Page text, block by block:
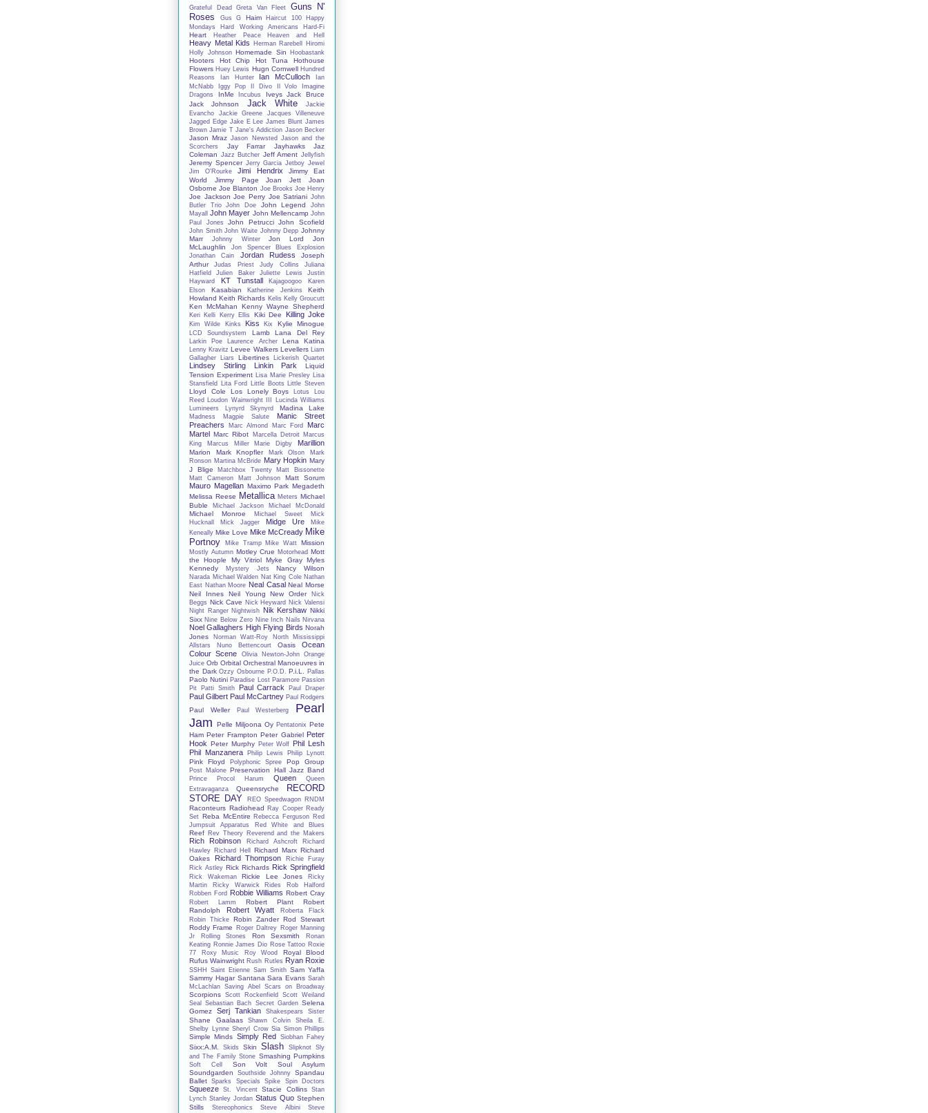
Grateful Dead
Greta Van Fleet
Guns N'
Roses
Gus G Haim Haircut 100
Happy
Mondays
Hard Working Americans Hard-Fi
Heart Heather Peace Heaven and Hell
Heavy Metal Kids Herman Rarebell
Hiromi
Holly Johnson Homemade Sin Hoobastank
Hooters Hot Chip Hot Tuna
Hothouse
Flowers Huey Lewis Hugn Cornwell Hundred
Reasons
Ian Hunter Ian McCulloch
Ian
McNabb
Iggy Pop Il Divo Il Volo
Imagine
Dragons
InMe Incubus Iveys
Jack Bruce
Jack Johnson
Jack White
Jackie
Evancho
Jackie Greene
Jacques Villeneuve
Jagged Edge Jake E Lee James Blunt James
Brown Jamie T Jane's Addiction Jason Becker
Jason Mraz Jason Newsted Jason and the
Scorchers
Jay Farrar Jayhawks
Jaz
Coleman Jazz Butcher Jeff Ament Jellyfish
Jeremy Spencer Jerry Garcia Jetboy Jewel
Jim O'Rourke
Jimi Hendrix
Jimmy Eat
World
Jimmy Page Joan Jett
Joan
Osborne Joe Blanton Joe Brooks Joe Henry
Joe Jackson Joe Perry Joe Satriani John
Butler Trio
John Doe John Legend
John
Mayall
John Mayer John Mellencamp John
Paul Jones
John Petrucci John Scofield
John Smith John Waite Johnny Depp Johnny
Marr
Johnny Winter Jon Lord
Jon
McLaughlin
Jon Spencer Blues Explosion
Jonathan Cain
Jordan Rudess
Joseph
Arthur
Judas Priest Judy Collins
Juliana
Hatfield
Julien Baker Juliette Lewis
Justin
Hayward
KT Tunstall Kajagoogoo
Karen
Elson
Kasabian Katherine Jenkins
Keith
Howland Keith Richards Kelis Kelly Groucutt
Ken McMahan Kenny Wayne Shepherd
Keri Kelli Kerry Ellis Kiki Dee Killing Joke
Kim Wilde Kinks Kiss Kix Kylie Minogue
LCD Soundsystem Lamb Lana Del Rey
Larkin Poe Laurence Archer Lena Katina
Lenny Kravitz Levee Walkers Levellers
Liam
Gallagher
Liars Libertines Lickerish Quartet
Lindsey Stirling Linkin Park
Liquid
Tension Experiment
Lisa Marie Presley
Lisa
Stansfield
Lita Ford Little Boots Little Steven
Lloyd Cole Los Lonely Boys Lotus
Lou
Reed
Loudon Wainwright III
Lucinda Williams
Lumineers
Lynyrd Skynyrd Madina Lake
Madness Magpie Salute
Manic Street
Preachers
Marc Almond Marc Ford
Marc
Martel Marc Ribot Marcella Detroit
Marcus
King
Marcus Miller Marie Digby Marillion
Marion Mark Knopfler Mark Olson
Mark
Ronson Martina McBride Mary Hopkin Mary
J Blige
Matchbox Twenty
Matt Bissonette
Matt Cameron
Matt Johnson Matt Sorum
Mauro Magellan Maximo Park Megadeth
Melissa Reese
Metallica Meters Michael
Buble
Michael Jackson Michael McDonald
Michael Monroe Michael Sweet
Mick
Hucknall
Mick Jagger Midge Ure
Mike
Keneally Mike Love Mike McCready Mike
Portnoy
Mike Tramp Mike Watt Mission
Mostly Autumn Motley Crue Motorhead Mott
the Hoople
My Vitriol Myke Gray Myles
Kennedy
Mystery Jets Nancy Wilson
Narada Michael Walden Nat King Cole Nathan
East Nathan Moore Neal Casal Neal Morse
Neil Innes
Neil Young New Order
Nick
Beggs Nick Cave Nick Heyward Nick Valensi
Night Ranger Nightwish Nik Kershaw Nikki
Sixx Nine Below Zero Nine Inch Nails Nirvana
Noel Gallaghers High Flying Birds Norah
Jones
Norman Watt-Roy
North Mississippi
Allstars
Nuno Bettencourt Oasis
Ocean
Colour Scene
Olivia Newton-John
Orange
Juice Orb Orbital Orchestral Manoeuvres in
the Dark Ozzy Osbourne P.O.D. P.i.L. Pallas
Paolo Nutini Paradise Lost Paramore Passion
Pit
Patti Smith Paul Carrack Paul Draper
Paul Gilbert Paul McCartney Paul Rodgers
Paul Weller Paul Westerberg
Pearl
Jam
Pelle Miljoona Oy Pentatonix Pete
Ham Peter Frampton Peter Gabriel Peter
Hook Peter Murphy Peter Wolf Phil Lesh
Phil Manzanera
Philip Lewis Philip Lynott
Pink Floyd Polyphonic Spree Pop Group
Post Malone Preservation Hall Jazz Band
Prince Procol Harum Queen
Queen
Extravaganza
Queensryche
RECORD
STORE DAY
REO Speedwagon RNDM
Raconteurs Radiohead Ray Cooper Ready
Set Reba McEntire Rebecca Ferguson Red
Jumpsuit Apparatus
Red White and Blues
Reef Rev Theory Reverend and the Makers
Rich Robinson Richard Ashcroft
Richard
Hawley Richard Hell Richard Marx Richard
Oakes
Richard Thompson
Richie Furay
Rick Astley Rick Richards Rick Springfield
Rick Wakeman Rickie Lee Jones
Ricky
Martin
Ricky Warwick Rides
Rob Halford
Robben Ford Robbie Williams Robert Cray
Robert Lamm Robert Plant
Robert
Randolph
Robert Wyatt
Roberta Flack
Robin Thicke Robin Zander Rod Stewart
Roddy Frame
Roger Daltrey Roger Manning
Jr
Rolling Stones Ron Sexsmith
Ronan
Keating Ronnie James Dio Rose Tattoo Roxie
77
Roxy Music Roy Wood
Royal Blood
Rufus Wainwright Rush Rutles Ryan Roxie
SSHH Saint Etienne Sam Smith Sam Yaffa
Sammy Hagar Santana Sara Evans Sarah
McLachlan Saving Abel Scars on Broadway
Scorpions Scott Rockenfield
Scott Weiland
Seal
Sebastian Bach Secret Garden Selena
Gomez
Serj Tankian Shakespears Sister
Shane Gaalaas Shawn Colvin
Sheila E.
Shelby Lynne Sheryl Crow Sia Simon Phillips
Simple Minds Simply Red Siobhan Fahey
Sixx:A.M. Skids Skin Slash Slipknot Sly
and The Family Stone Smashing Pumpkins
Soft Cell Son Volt
Soul Asylum
Soundgarden
Southside Johnny Spandau
Ballet
Sparks Specials Spike Spin Doctors
Squeeze St. Vincent Stacie Collins
Stan
Lynch Stanley Jordan Status Quo Stephen
Stills
Stereophonics Steve Albini
Steve